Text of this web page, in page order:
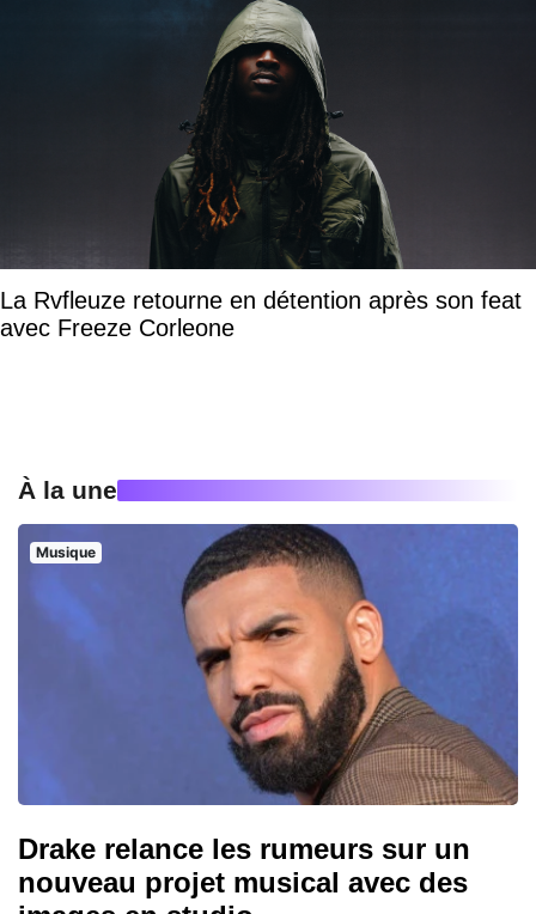
La Rvfleuze retourne en détention après son feat
avec Freeze Corleone
À la une
Musique
Drake relance les rumeurs sur un
nouveau projet musical avec des